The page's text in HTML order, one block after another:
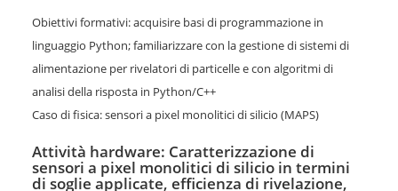
Obiettivi formativi: acquisire basi di programmazione in
linguaggio Python; familiarizzare con la gestione di sistemi di
alimentazione per rivelatori di particelle e con algoritmi di
analisi della risposta in Python/C++
Caso di fisica: sensori a pixel monolitici di silicio (MAPS)
Attività hardware: Caratterizzazione di
sensori a pixel monolitici di silicio in termini
di soglie applicate, efficienza di rivelazione,